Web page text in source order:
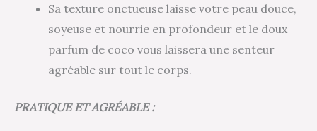
Sa texture onctueuse laisse votre peau douce,
soyeuse et nourrie en profondeur et le doux
parfum de coco vous laissera une senteur
agréable sur tout le corps.
PRATIQUE ET AGRÉABLE :